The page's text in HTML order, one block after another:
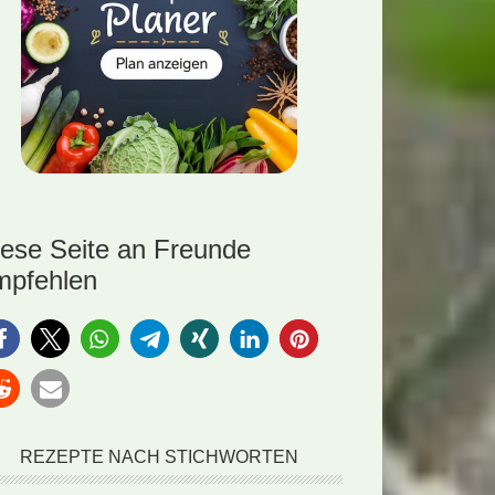
Seite an Freunde
REZEPTE NACH STICHWORTEN